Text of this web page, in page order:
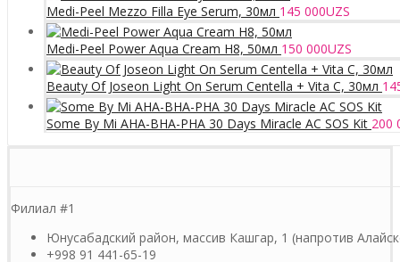
Medi-Peel Mezzo Filla Eye Serum, 30мл 145 000UZS
Medi-Peel Power Aqua Cream H8, 50мл 150 000UZS
Beauty Of Joseon Light On Serum Centella + Vita C, 30мл
Some By Mi AHA-BHA-PHA 30 Days Miracle AC SOS Kit 200
Филиал #1
Юнусабадский район, массив Кашгар, 1 (напротив
+998 91 441-65-19